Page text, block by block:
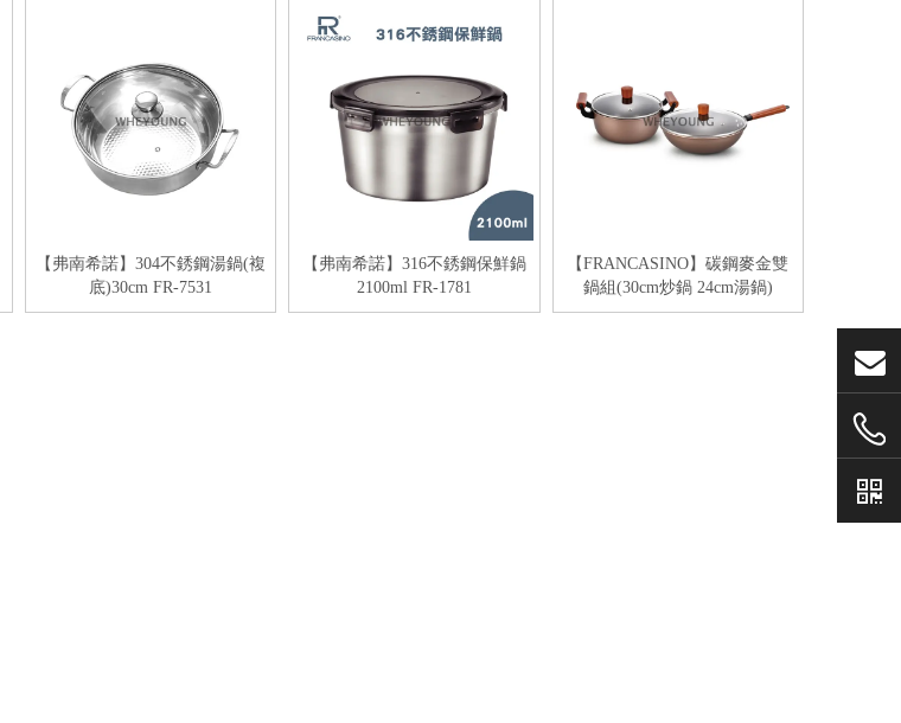
【弗南希諾】304不銹鋼湯鍋(複
底)30cm FR-7531
【弗南希諾】316不銹鋼保鮮鍋
2100ml FR-1781
【FRANCASINO】碳鋼麥金雙
鍋組(30cm炒鍋 24cm湯鍋)